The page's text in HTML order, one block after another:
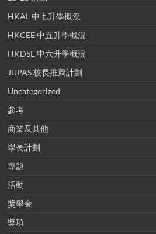
HKAL 中七升學概況
HKCEE 中五升學概況
HKDSE 中六升學概況
JUPAS 校長推薦計劃
Uncategorized
參考
商業及其他
學長計劃
專題
活動
獎學金
獎項